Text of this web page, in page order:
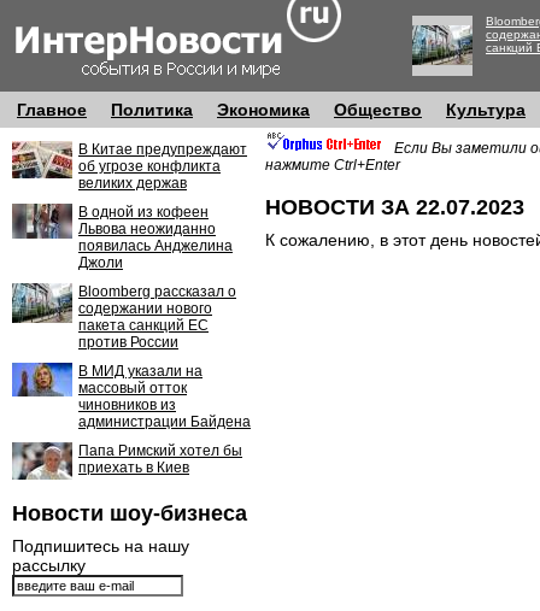
санкций
Главное Политика Экономика Общество Культура
В Китае предупреждают
об угрозе конфликта
великих держав
В одной из кофеен
Львова неожиданно
появилась Анджелина
Джоли
Bloomberg рассказал о
содержании нового
пакета санкций ЕС
против России
В МИД указали на
массовый отток
чиновников из
администрации Байдена
Папа Римский хотел бы
приехать в Киев
Новости шоу-бизнеса
Подпишитесь на нашу
рассылку
Если Вы заметили
нажмите Ctrl+Enter
НОВОСТИ ЗА 22.07.2023
К сожалению, в этот день